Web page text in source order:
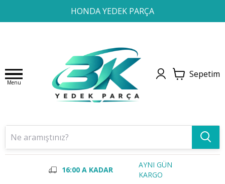
HONDA YEDEK PARÇA
1 2 3 4
Menu
Sepetim
16:00 A KADAR
AYNI GÜN
KARGO